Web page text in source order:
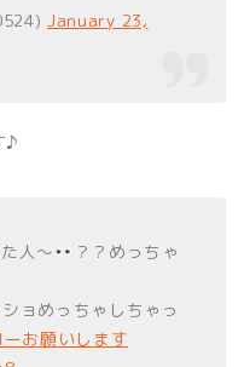
January 23,
♪
人～
？？めっちゃ
ョめっちゃしちゃっ
お願いします